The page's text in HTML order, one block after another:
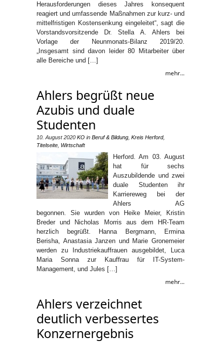
Herausforderungen dieses Jahres konsequent
reagiert und umfassende Maßnahmen zur kurz- und
mittelfristigen Kostensenkung eingeleitet“, sagt die
Vorstandsvorsitzende Dr. Stella A. Ahlers bei
Vorlage der Neunmonats-Bilanz 2019/20.
„Insgesamt sind davon leider 80 Mitarbeiter über
alle Bereiche und […]
mehr...
Ahlers begrüßt neue
Azubis und duale
Studenten
10. August 2020 KO in Beruf & Bildung Kreis Herford,
Titelseite Wirtschaft
Herford. Am 03. August
hat für sechs
Auszubildende und zwei
duale Studenten ihr
Karriereweg bei der
Ahlers AG
begonnen. Sie wurden von Heike Meier, Kristin
Breder und Nicholas Morris aus dem HR-Team
herzlich begrüßt. Hanna Bergmann, Ermina
Berisha, Anastasia Janzen und Marie Gronemeier
werden zu Industriekauffrauen ausgebildet, Luca
Maria Sonna zur Kauffrau für IT-System-
Management, und Jules […]
mehr...
Ahlers verzeichnet
deutlich verbessertes
Konzernergebnis